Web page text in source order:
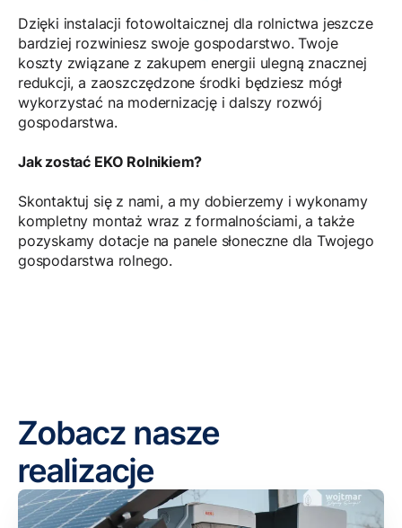
Dzięki instalacji fotowoltaicznej dla rolnictwa jeszcze
bardziej rozwiniesz swoje gospodarstwo. Twoje
koszty związane z zakupem energii ulegną znacznej
redukcji, a zaoszczędzone środki będziesz mógł
wykorzystać na modernizację i dalszy rozwój
gospodarstwa.
Jak zostać EKO Rolnikiem?
Skontaktuj się z nami, a my dobierzemy i wykonamy
kompletny montaż wraz z formalnościami, a także
pozyskamy dotacje na panele słoneczne dla Twojego
gospodarstwa rolnego.
Zobacz nasze
realizacje